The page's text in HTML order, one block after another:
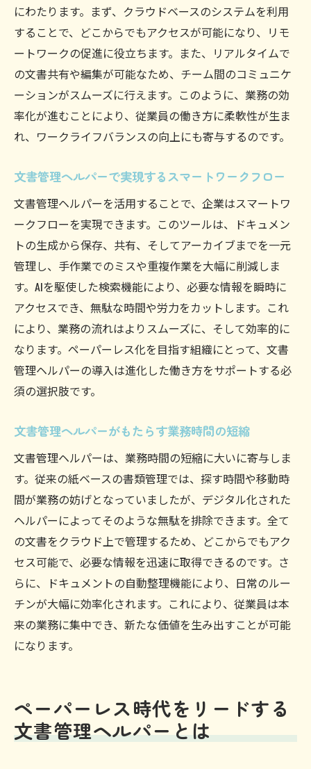
にわたります。まず、クラウドベースのシステムを利用
することで、どこからでもアクセスが可能になり、リモ
ートワークの促進に役立ちます。また、リアルタイムで
の文書共有や編集が可能なため、チーム間のコミュニケ
ーションがスムーズに行えます。このように、業務の効
率化が進むことにより、従業員の働き方に柔軟性が生ま
れ、ワークライフバランスの向上にも寄与するのです。
文書管理ヘルパーで実現するスマートワークフロー
文書管理ヘルパーを活用することで、企業はスマートワ
ークフローを実現できます。このツールは、ドキュメン
トの生成から保存、共有、そしてアーカイブまでを一元
管理し、手作業でのミスや重複作業を大幅に削減しま
す。AIを駆使した検索機能により、必要な情報を瞬時に
アクセスでき、無駄な時間や労力をカットします。これ
により、業務の流れはよりスムーズに、そして効率的に
なります。ペーパーレス化を目指す組織にとって、文書
管理ヘルパーの導入は進化した働き方をサポートする必
須の選択肢です。
文書管理ヘルパーがもたらす業務時間の短縮
文書管理ヘルパーは、業務時間の短縮に大いに寄与しま
す。従来の紙ベースの書類管理では、探す時間や移動時
間が業務の妨げとなっていましたが、デジタル化された
ヘルパーによってそのような無駄を排除できます。全て
の文書をクラウド上で管理するため、どこからでもアク
セス可能で、必要な情報を迅速に取得できるのです。さ
らに、ドキュメントの自動整理機能により、日常のルー
チンが大幅に効率化されます。これにより、従業員は本
来の業務に集中でき、新たな価値を生み出すことが可能
になります。
ペーパーレス時代をリードする
文書管理ヘルパーとは